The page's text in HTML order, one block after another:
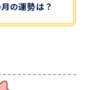
の運勢は？